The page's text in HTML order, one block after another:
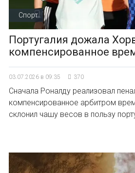
Спорт
Португалия дожала
компенсированное
03.07.2026 в 09:35 370
Сначала Роналду реализовал
компенсированное арбитром
склонил чашу весов в пользу